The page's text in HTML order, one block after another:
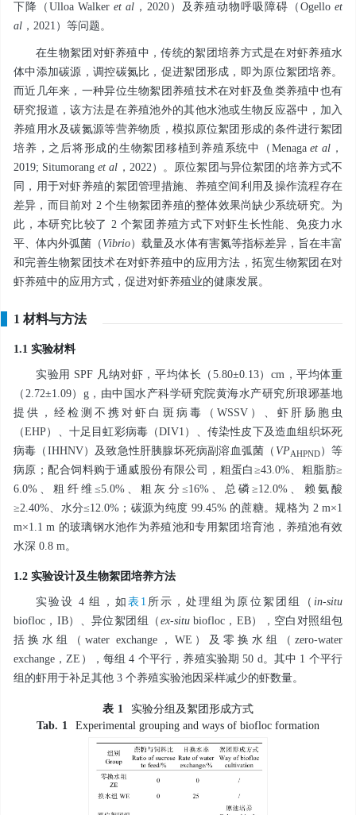
下降（Ulloa Walker et al，2020）及养殖动物呼吸障碍（Ogelloet
al ，2021）等问题。
在生物絮团对虾养殖中，传统的絮团培养方式是在对虾养殖水
体中添加碳源，调控碳氮比，促进絮团形成，即为原位絮团培养。
而近几年来，一种异位生物絮团养殖技术在对虾及鱼类养殖中也有
研究报道，该方法是在养殖池外的其他水池或生物反应器中，加入
养殖用水及碳氮源等营养物质，模拟原位絮团形成的条件进行絮团
培养，之后将形成的生物絮团移植到养殖系统中（Menagaet al ，
2019; Situmoranget al ，2022）。原位絮团与异位絮团的培养方式不
同，用于对虾养殖的絮团管理措施、养殖空间利用及操作流程存在
差异，而目前对 2 个生物絮团养殖的整体效果尚缺少系统研究。为
此，本研究比较了 2 个絮团养殖方式下对虾生长性能、免疫力水
平、体内外弧菌（ Vibrio）载量及水体有害氮等指标差异，旨在丰富
和完善生物絮团技术在对虾养殖中的应用方法，拓宽生物絮团在对
虾养殖中的应用方式，促进对虾养殖业的健康发展。
1 材料与方法
1.1 实验材料
实验用 SPF 凡纳对虾，平均体长（5.80±0.13）cm，平均体重
（2.72±1.09）g，由中国水产科学研究院黄海水产研究所琅琊基地
提供，经检测不携对虾白斑病毒（WSSV）、虾肝肠胞虫
（EHP）、十足目虹彩病毒（DIV1）、传染性皮下及造血组织坏死
病毒（IHHNV）及致急性肝胰腺坏死病副溶血弧菌（ VPAHPND）等
病原；配合饲料购于通威股份有限公司，粗蛋白≥43.0%、粗脂肪≥
6.0%、粗纤维≤5.0%、粗灰分≤16%、总磷≥12.0%、赖氨酸
≥2.40%、水分≤12.0%；碳源为纯度 99.45% 的蔗糖。规格为 2 m×1
m×1.1 m 的玻璃钢水池作为养殖池和专用絮团培育池，养殖池有效
水深 0.8 m。
1.2 实验设计及生物絮团培养方法
实验设 4 组，如 表1 所示，处理组为原位絮团组（in-situ
biofloc，IB）、异位絮团组（ ex-situbiofloc，EB），空白对照组包
括换水组（water exchange，WE）及零换水组（zero-water
exchange，ZE），每组 4 个平行，养殖实验期 50 d。其中 1 个平行
组的虾用于补足其他 3 个养殖实验池因采样减少的虾数量。
表 1
实验分组及絮团形成方式
Tab. 1 Experimental grouping and ways of biofloc formation